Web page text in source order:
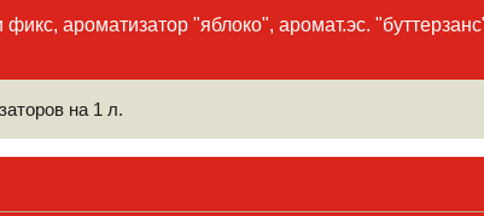
ароматизатор "яблоко", аромат.эс.
на 1 л.